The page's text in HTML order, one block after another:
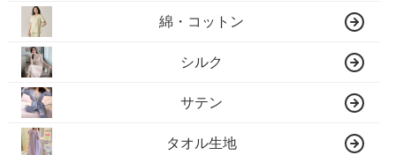
綿・コットン
シルク
サテン
タオル生地